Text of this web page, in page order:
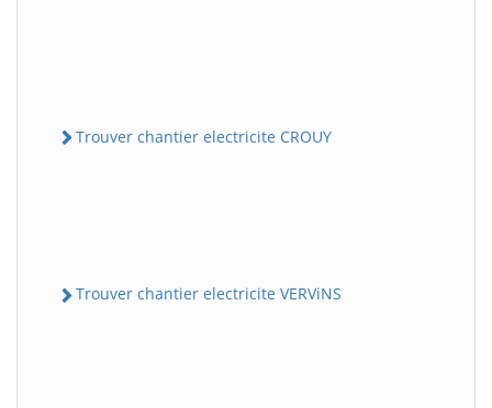
Trouver chantier electricite CROUY
Trouver chantier electricite VERViNS